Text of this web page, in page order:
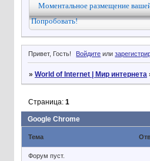
Моментальное размещение
Попробовать!
Привет, Гость! Войдите или
» World of Internet | Мир интернета
Google Chrome
Страница: 1
Тема
Форум пуст.